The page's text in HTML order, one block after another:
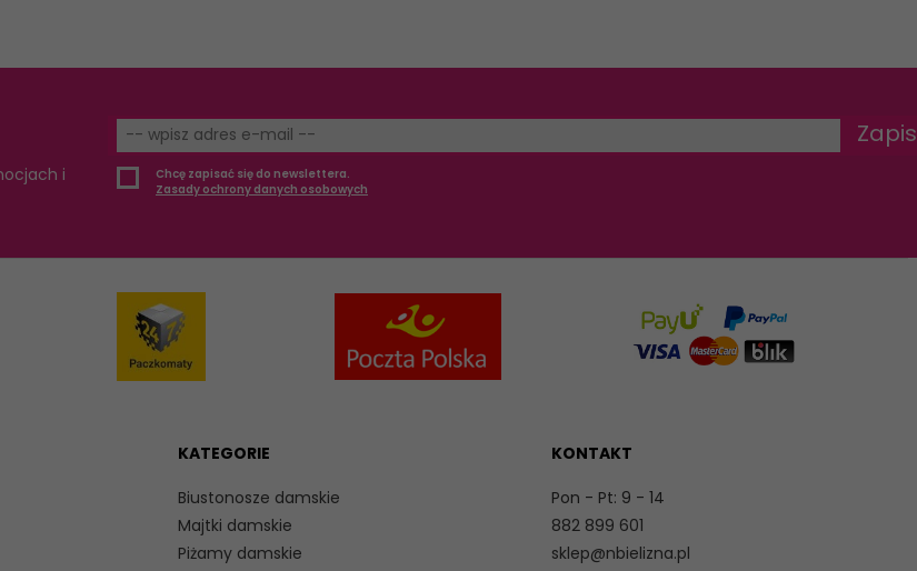
i
Chcę zapisać się do newslettera.
Zasady ochrony danych osobowych
KATEGORIE
Biustonosze damskie
Majtki damskie
Piżamy damskie
KONTAKT
Pon - Pt: 9 - 14
882 899 601
sklep@nbielizna.pl